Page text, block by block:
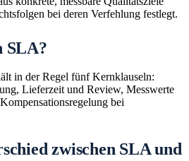
bei deren Verfehlung festlegt.
SLA?
in der Regel fünf Kernklauseln:
Lieferzeit und Review, Messwerte
bei
zwischen SLA und